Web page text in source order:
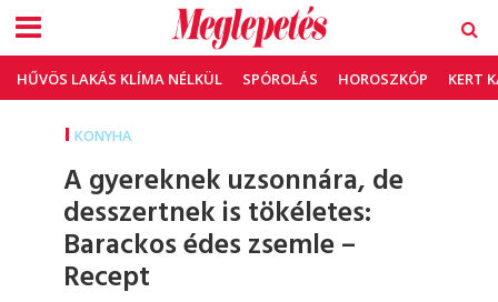
HŰVÖS LAKÁS KLÍMA NÉLKÜL SPÓROLÁS HOROSZKÓP KERT
KONYHA
A gyereknek uzsonnára, de
desszertnek is tökéletes:
Barackos édes zsemle –
Recept